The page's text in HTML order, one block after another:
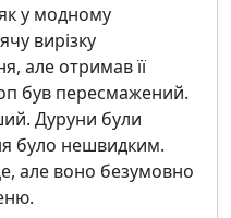
у модному
вирізку
але отримав її
був пересмажений.
Дуруни були
було нешвидким.
але воно безумовно